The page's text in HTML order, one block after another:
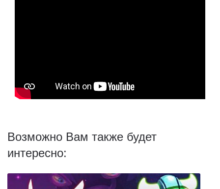
Возможно Вам также будет
интересно: